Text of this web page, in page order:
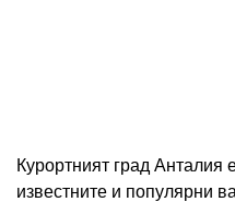
Курортният град
известните и популярни